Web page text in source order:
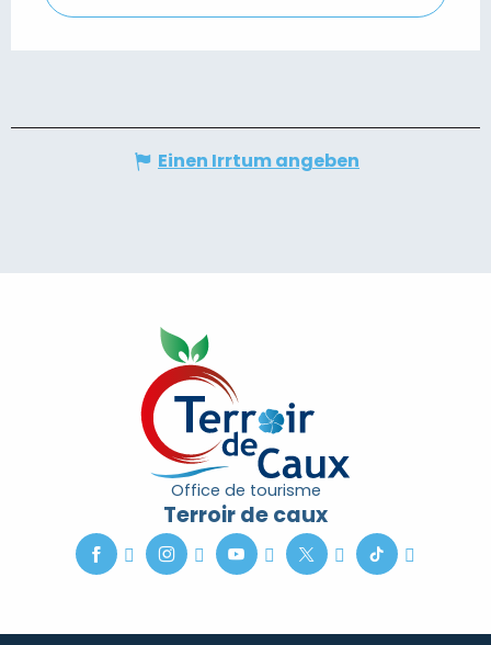
Einen Irrtum angeben
Office de tourisme
Terroir de caux